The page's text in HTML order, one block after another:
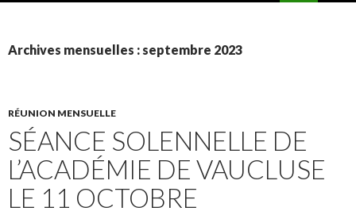
Archives mensuelles : septembre 2023
RÉUNION MENSUELLE
SÉANCE SOLENNELLE DE
L’ACADÉMIE DE VAUCLUSE
LE 11 OCTOBRE